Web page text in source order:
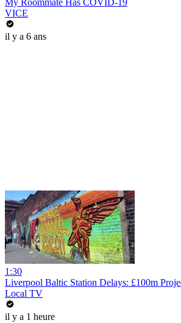
My Roommate Has COVID-19
VICE
il y a 6 ans
1:30
Liverpool Baltic Station Delays: £100m
Local TV
il y a 1 heure